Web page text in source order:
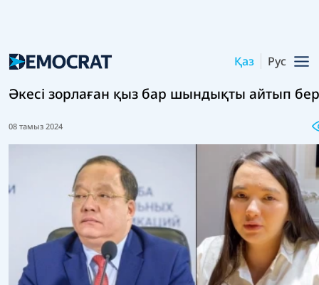
Қаз Рус
Әкесі зорлаған қыз бар шындықты айтып
08 тамыз 2024